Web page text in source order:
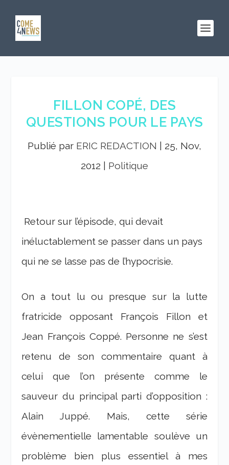
FILLON COPÉ, DES
QUESTIONS POUR LE PAYS
Publié par ERIC REDACTION
25, Nov,
2012
Politique
Retour sur l’épisode, qui devait
inéluctablement se passer dans un pays
qui ne se lasse pas de l’hypocrisie.
On a tout lu ou presque sur la lutte
fratricide opposant François Fillon et
Jean François Coppé. Personne ne s’est
retenu de son commentaire quant à
celui que l’on présente comme le
sauveur du principal parti d’opposition :
Alain Juppé. Mais, cette série
évènementielle lamentable soulève un
problème bien plus essentiel à mes